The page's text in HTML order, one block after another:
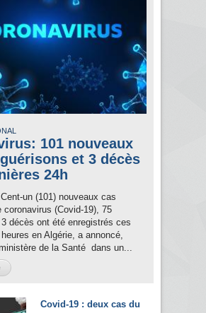
101 nouveaux
et 3 décès
24h
Cent-un (101) nouveaux cas
coronavirus (Covid-19), 75
décès ont été enregistrés ces
en Algérie, a annoncé,
de la Santé dans un...
Covid-19 : deux cas du